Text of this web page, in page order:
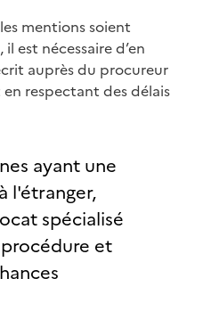
mentions soient
est nécessaire d’en
auprès du procureur
respectant des délais
ayant une
l'étranger,
spécialisé
et